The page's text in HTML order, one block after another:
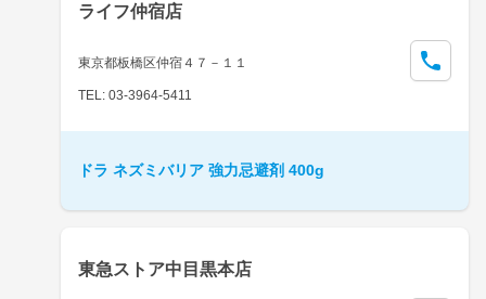
ライフ仲宿店
東京都板橋区仲宿４７－１１
TEL: 03-3964-5411
ドラ ネズミバリア 強力忌避剤 400g
東急ストア中目黒本店